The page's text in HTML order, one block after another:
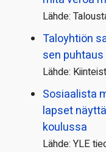
Lähde:
Taloyhtiön
sen
Lähde:
Sosiaalista
lapset
koulussa
Lähde: YLE